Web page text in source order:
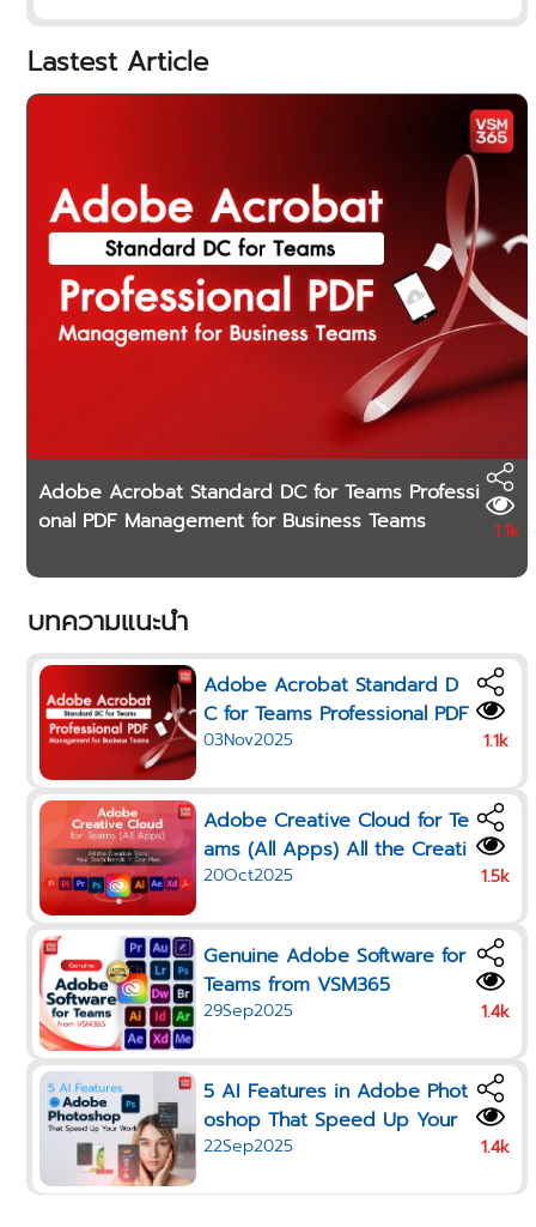
Lastest Article
Adobe Acrobat Standard DC for Teams Professi
onal PDF Management for Business Teams
1.1k
บทความแนะนำ
Adobe Acrobat Standard D
C for Teams Professional PDF
Management for Business Te
03Nov2025 1.1k
Adobe Creative Cloud for Te
ams (All Apps) All the Creati
ve Tools Your Team Needs i
20Oct2025 1.5k
Genuine Adobe Software for
Teams from VSM365
29Sep2025 1.4k
5 AI Features in Adobe Phot
oshop That Speed Up Your
Work in 2025
22Sep2025 1.4k